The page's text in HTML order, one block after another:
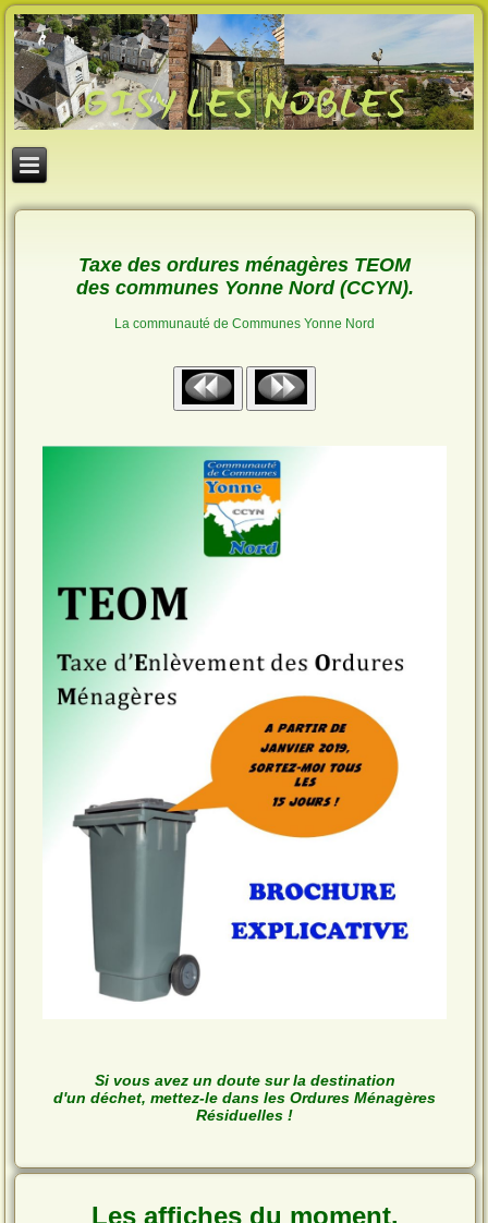
Taxe des ordures ménagères TEOM
des communes Yonne Nord (CCYN).
La communauté de Communes Yonne Nord
Si vous avez un doute sur la destination
d'un déchet, mettez-le dans les Ordures Ménagères
Résiduelles !
Les affiches du moment.